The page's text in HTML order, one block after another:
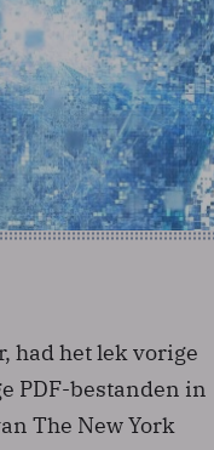
had het lek vorige
PDF-bestanden in
The New York